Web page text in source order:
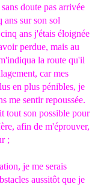
doute pas arrivée
sur son sol
ans j'étais éloignée
perdue, mais au
la route qu'il
car mes
en plus pénibles, je
me sentir repoussée.
tout son possible pour
afin de m'éprouver,
;
je me serais
aussitôt que je